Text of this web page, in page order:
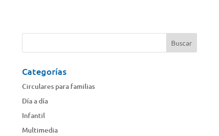
Categorías
Circulares para familias
Día a día
Infantil
Multimedia